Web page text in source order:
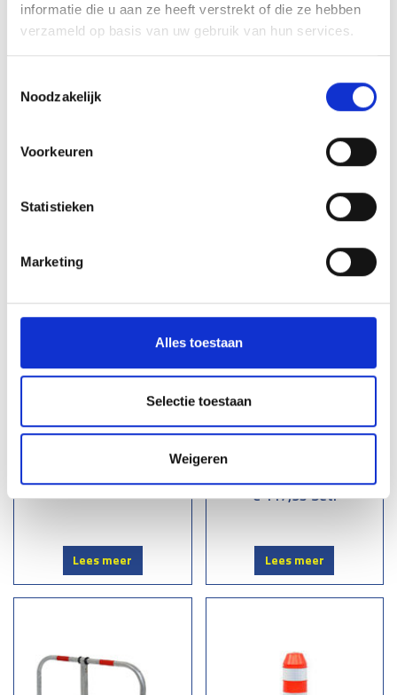
informatie die u aan ze heeft verstrekt of die ze hebben
verzameld op basis van uw gebruik van hun services.
Noodzakelijk
Voorkeuren
Statistieken
Marketing
Alles toestaan
Selectie toestaan
Weigeren
Flexpaal-60mm-wit-
€ 204,00
Kickback Palen - Geel
St.
Kickback Palen - Rood Wit
Lees meer
Kunststof kettingpalen
€ 117,95Set.
Lees meer